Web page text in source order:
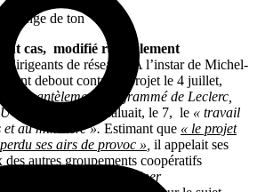
de ton
cas, modifié radicalement
dirigeants de réseaux. A l’instar de Michel-
vent debout contre le projet le 4 juillet,
« démantèlement programmé de Leclerc,
» en France,) il saluait, le 7, le « travail
et au ministère ». Estimant que « le projet
ses airs de provoc » il appelait ses
des autres groupements coopératifs
Système U) à
« rengainer